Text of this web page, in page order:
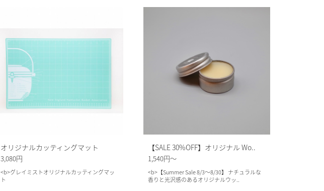
オリジナルカッティングマット
3,080円
<b>グレイミストオリジナルカッティングマッ
ト
【SALE 30%OFF】オリジナル Wo..
1,540円～
<b>【Summer Sale 8/3～8/30】 ナチュラルな
香りと光沢感のあるオリジナルウッ..